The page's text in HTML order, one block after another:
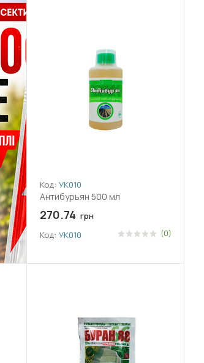
Код: УК010
Антибурьян 500 мл
270.74 грн
Код: УК010 (0)